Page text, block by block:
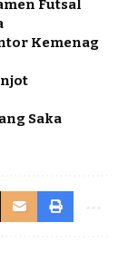
Futsal
Kemenag
Saka